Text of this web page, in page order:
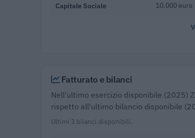
Capitale Sociale 10.000 euro
Fatturato e bilanci
Nell'ultimo esercizio disponibile (2025)
rispetto all'ultimo bilancio disponibile
Ultimi 3 bilanci disponibili.